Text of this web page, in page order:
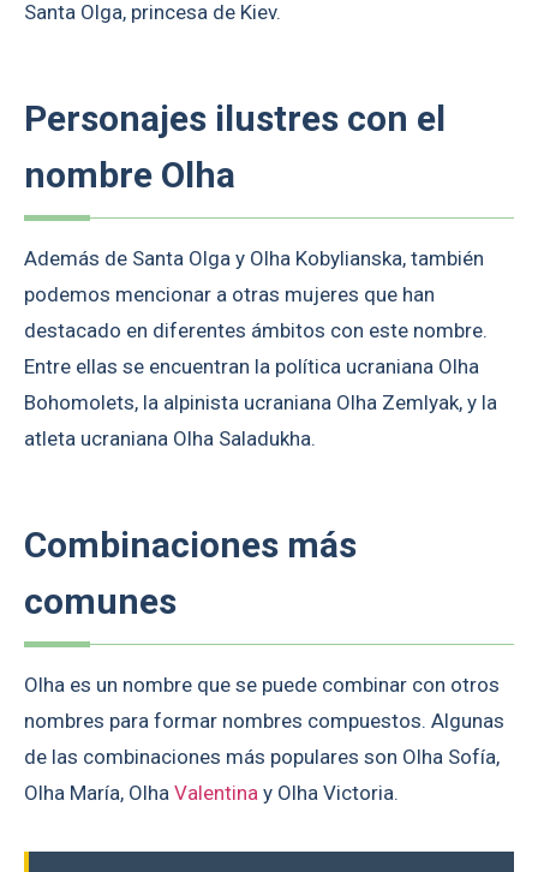
Santa Olga, princesa de Kiev.
Personajes ilustres con el
nombre Olha
Además de Santa Olga y Olha Kobylianska, también
podemos mencionar a otras mujeres que han
destacado en diferentes ámbitos con este nombre.
Entre ellas se encuentran la política ucraniana Olha
Bohomolets, la alpinista ucraniana Olha Zemlyak, y la
atleta ucraniana Olha Saladukha.
Combinaciones más
comunes
Olha es un nombre que se puede combinar con otros
nombres para formar nombres compuestos. Algunas
de las combinaciones más populares son Olha Sofía,
Olha María, Olha Valentina y Olha Victoria.